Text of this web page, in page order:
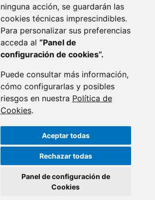
ninguna acción, se guardarán las
cookies técnicas imprescindibles.
Para personalizar sus preferencias
acceda al “Panel de
configuración de cookies”.
Puede consultar más información,
cómo configurarlas y posibles
riesgos en nuestra Política de
Cookies.
Aceptar todas
Rechazar todas
Panel de configuración de
Cookies
ENLACE EXTERNO AL